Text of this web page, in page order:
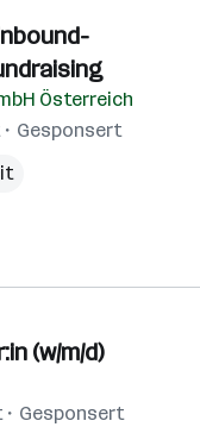
Österreich
Gesponsert
(w/m/d)
Gesponsert